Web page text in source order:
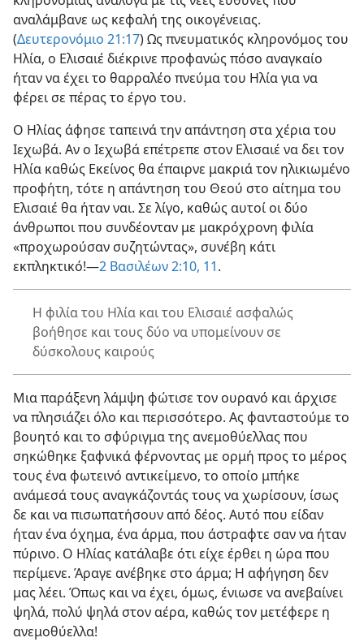
αναλάμβανε ως κεφαλή της οικογένειας.
(Δευτερονόμιο 21:17) Ως πνευματικός κληρονόμος του
Ηλία, ο Ελισαιέ διέκρινε προφανώς πόσο αναγκαίο
ήταν να έχει το θαρραλέο πνεύμα του Ηλία για να
φέρει σε πέρας το έργο του.
Ο Ηλίας άφησε ταπεινά την απάντηση στα χέρια του
Ιεχωβά. Αν ο Ιεχωβά επέτρεπε στον Ελισαιέ να δει τον
Ηλία καθώς Εκείνος θα έπαιρνε μακριά τον ηλικιωμένο
προφήτη, τότε η απάντηση του Θεού στο αίτημα του
Ελισαιέ θα ήταν ναι. Σε λίγο, καθώς αυτοί οι δύο
άνθρωποι που συνδέονταν με μακρόχρονη φιλία
«προχωρούσαν συζητώντας», συνέβη κάτι
εκπληκτικό!—2 Βασιλέων 2:10, 11.
Η φιλία του Ηλία και του Ελισαιέ ασφαλώς
βοήθησε και τους δύο να υπομείνουν σε
δύσκολους καιρούς
Μια παράξενη λάμψη φώτισε τον ουρανό και άρχισε
να πλησιάζει όλο και περισσότερο. Ας φανταστούμε το
βουητό και το σφύριγμα της ανεμοθύελλας που
σηκώθηκε ξαφνικά φέρνοντας με ορμή προς το μέρος
τους ένα φωτεινό αντικείμενο, το οποίο μπήκε
ανάμεσά τους αναγκάζοντάς τους να χωρίσουν, ίσως
δε και να πισωπατήσουν από δέος. Αυτό που είδαν
ήταν ένα όχημα, ένα άρμα, που άστραφτε σαν να ήταν
πύρινο. Ο Ηλίας κατάλαβε ότι είχε έρθει η ώρα που
περίμενε. Άραγε ανέβηκε στο άρμα; Η αφήγηση δεν
μας λέει. Όπως και να έχει, όμως, ένιωσε να ανεβαίνει
ψηλά, πολύ ψηλά στον αέρα, καθώς τον μετέφερε η
ανεμοθύελλα!